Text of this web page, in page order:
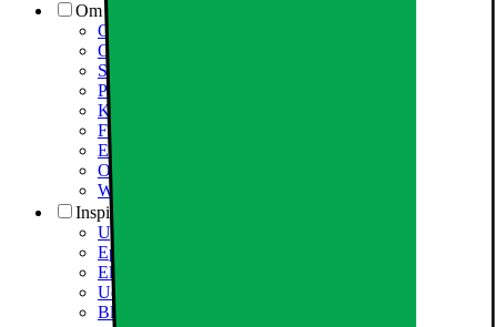
Om Elgiganten
Om Elkjøp Nordic
Om Elgiganten
Samfundsansvar
Presseinformation
Karriere i Elgiganten
Fødevarestyrelsen smiley
Elgigantens Kundeklub
Om Elgiganten Erhverv
Whistleblowing i organisationen
Inspiration
Ugens tilbud - og andre gode priser
Epoq køkken & bryggers
Elgigantens Magasin
Udsalg
Black Friday 2026